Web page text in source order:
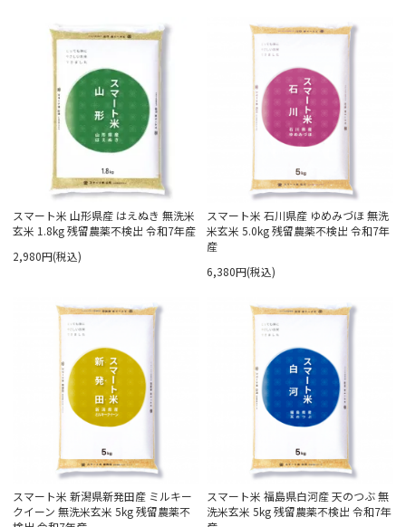
スマート米 山形県産 はえぬき 無洗米
玄米 1.8kg 残留農薬不検出 令和7年産
2,980円(税込)
スマート米 石川県産 ゆめみづほ 無洗
米玄米 5.0kg 残留農薬不検出 令和7年
産
6,380円(税込)
スマート米 新潟県新発田産 ミルキー
クイーン 無洗米玄米 5kg 残留農薬不
スマート米 福島県白河産 天のつぶ 無
洗米玄米 5kg 残留農薬不検出 令和7年